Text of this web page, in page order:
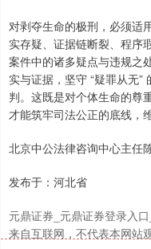
对剥夺生命的极刑，必须适
实存疑、证据链断裂、程序
案件中的诸多疑点与违规之
实与证据，坚守 “疑罪从无
判。这既是对个体生命的尊
才能筑牢司法公正的底线，
北京中公法律咨询中心主任
发布于：河北省
元鼎证券_元鼎证券登录入
来自互联网，不代表本网站观
沪深300